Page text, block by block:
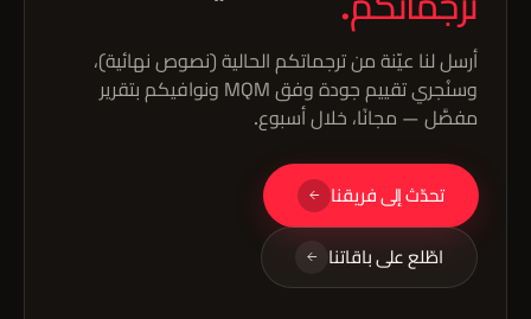
أرسل لنا عيّنة من ترجماتكم الحالية (نصوص نهائية)،
وسنُجري تقييم جودة وفق MQM ونوافيكم بتقرير
مفصَّل — مجانًا، خلال أسبوع.
تحدّث إلى فريقنا
اطّلع على باقاتنا